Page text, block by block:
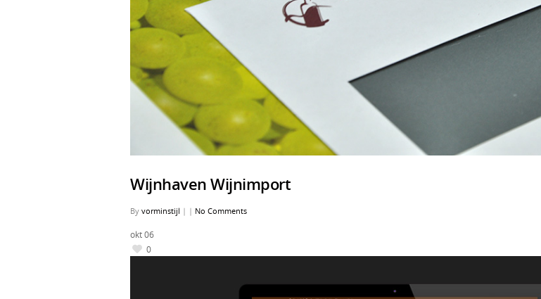
Wijnhaven Wijnimport
By vorminstijl | | No Comments
okt06
0